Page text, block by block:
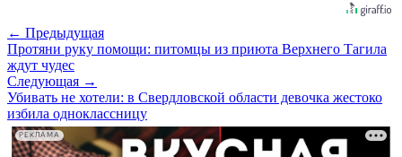
← Предыдущая
Протяни руку помощи: питомцы из приюта Верхнего Тагила
ждут чудес
Следующая →
Убивать не хотели: в Свердловской области девочка жестоко
избила одноклассницу
РЕКЛАМА